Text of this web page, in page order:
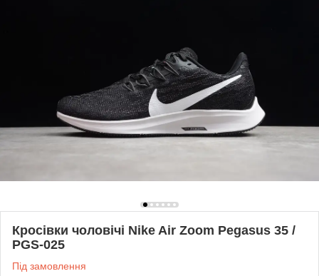
Кросівки чоловічі Nike Air Zoom Pegasus 35 /
PGS-025
Під замовлення